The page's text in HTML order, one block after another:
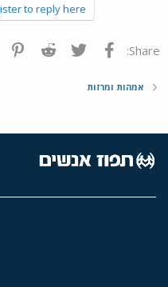
to reply here.
Share: פייסבוק Twitter
Reddit
אמהות ומרזות